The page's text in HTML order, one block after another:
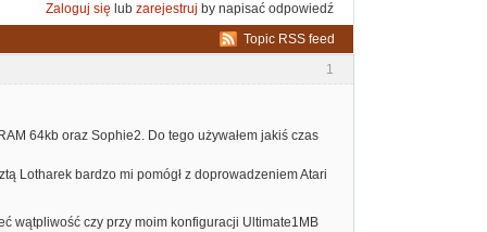
Zaloguj się lub zarejestruj by napisać odpowiedź
Topic RSS feed
1
64kb oraz Sophie2. Do tego używałem jakiś czas
Lotharek bardzo mi pomógł z doprowadzeniem Atari
wątpliwość czy przy moim konfiguracji Ultimate1MB